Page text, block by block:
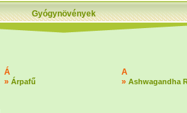
Gyógynövények
Á
» Árpafű
A
» Ashwagandha